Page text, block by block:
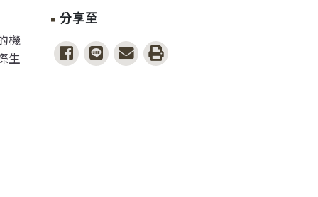
分享至
share to facebook
share to line
share to email
print
機
生